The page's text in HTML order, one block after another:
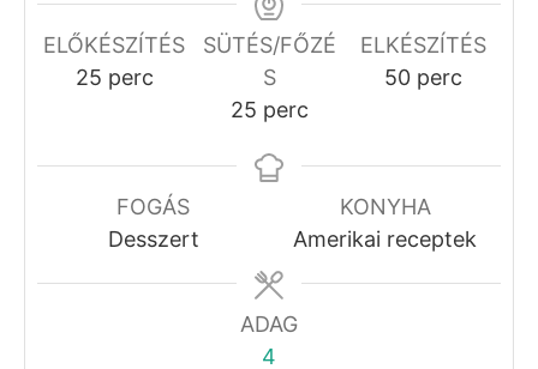
Gluténmentes
pitetészta
5from 1 vote
Recept Nyomtatása